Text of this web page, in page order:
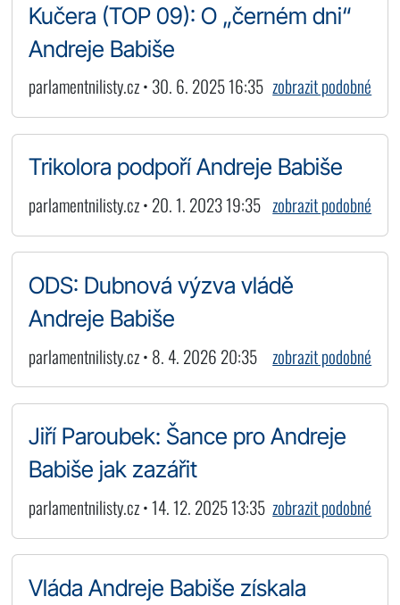
Kučera (TOP 09): O „černém dni“
Andreje Babiše
parlamentnilisty.cz • 30. 6. 2025 16:35 zobrazit podobné
Trikolora podpoří Andreje Babiše
parlamentnilisty.cz • 20. 1. 2023 19:35 zobrazit podobné
ODS: Dubnová výzva vládě
Andreje Babiše
parlamentnilisty.cz • 8. 4. 2026 20:35 zobrazit podobné
Jiří Paroubek: Šance pro Andreje
Babiše jak zazářit
parlamentnilisty.cz • 14. 12. 2025 13:35 zobrazit podobné
Vláda Andreje Babiše získala